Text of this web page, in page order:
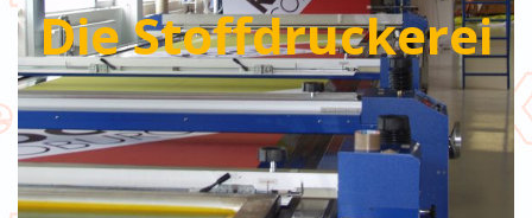
Die Stoffdruckerei